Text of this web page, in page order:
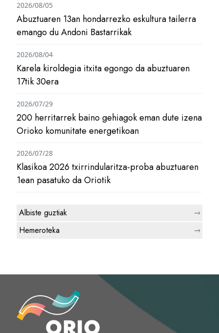
Abuztuaren 13an hondarrezko eskultura tailerra
emango du Andoni Bastarrikak
2026/08/05
Karela kiroldegia itxita egongo da abuztuaren
17tik 30era
2026/08/04
200 herritarrek baino gehiagok eman dute izena
Orioko komunitate energetikoan
2026/07/29
Klasikoa 2026 txirrindularitza-proba abuztuaren
1ean pasatuko da Oriotik
2026/07/28
Albiste guztiak
Hemeroteka